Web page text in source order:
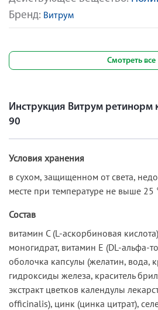
Бренд: Витрум
Смотреть все
Инструкция Витрум
90
Условия хранения
в сухом, защищенном от света,
месте при температуре не выше 25
Состав
витамин С (L-аскорбиновая
моногидрат, витамин E (DL-альфа-
оболочка капсулы (желатин, вода,
гидроксиды железа, краситель
экстракт цветков календулы
officinalis), цинк (цинка цитрат),